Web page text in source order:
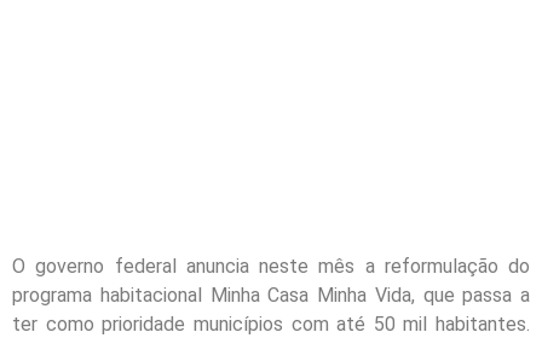
O governo federal anuncia neste mês a reformulação do
programa habitacional Minha Casa Minha Vida, que passa a
ter como prioridade municípios com até 50 mil habitantes.